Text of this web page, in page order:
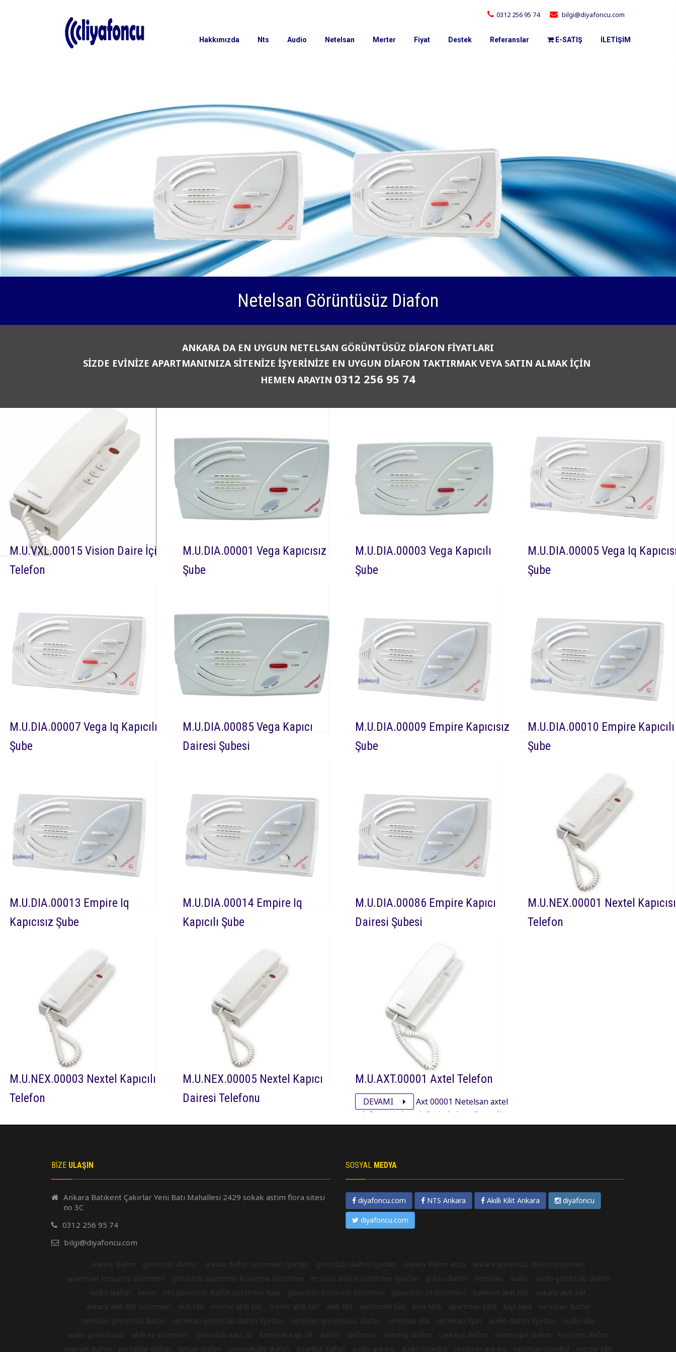
0312 256 95 74 bilgi@diyafoncu.com
Hakkımızda Nts Audio Netelsan Merter Fiyat Destek Referanslar E-SATIŞ İLETİŞİM
Netelsan Görüntüsüz Diafon
ANKARA DA EN UYGUN NETELSAN GÖRÜNTÜSÜZ DİAFON FİYATLARI
SİZDE EVİNİZE APARTMANINIZA SİTENİZE İŞYERİNİZE EN UYGUN DİAFON TAKTIRMAK VEYA SATIN ALMAK İÇİN
HEMEN ARAYIN 0312 256 95 74
M.U.VXL.00015 Vision Daire İçi
Telefon
sağlayan daire içi telefon cihazıdır.
M.U.DIA.00001 Vega Kapıcısız
Şube
sesli görüşmeyi sağlayan daire içi diafon
cihazıdır.
M.U.DIA.00003 Vega Kapıcılı
Şube
sesli görüşmeyi sağlayan daire içi diafon
cihazıdır.
M.U.DIA.00005 Vega Iq
Şube
kapı ile sesli görüşmeyi sağlayan daire
diafon cihazıdır.
M.U.DIA.00007 Vega Iq Kapıcılı
Şube
kapı ile sesli görüşmeyi sağlayan daire içi
diafon cihazıdır.
M.U.DIA.00085 Vega Kapıcı
Dairesi Şubesi
kapıcı dairesine takılan kapı ve daireler ile
sesli görüşmeyi sağlayan kapıcı diafon
cihazıdır.
M.U.DIA.00009 Empire Kapıcısız
Şube
sesli görüşmeyi sağlayan diafon cihazıdır.
M.U.DIA.00010 Empire Kapıcılı
Şube
Empire görüntüsüz sesli diafon kapı ve
kapıcı ile sesli görüşmeyi sağlayan
M.U.DIA.00013 Empire Iq
Kapıcısız Şube
Empire Iq ses ayarlı görüntüsüz sesli
diafon kapı ve ile sesli görüşmeyi
sağlayan diafon cihazıdır.
M.U.DIA.00014 Empire Iq
Kapıcılı Şube
Empire Iq ses ayarlı kapıcılı görüntüsüz
sesli diafon kapı ve kapıcı ile sesli
görüşmeyi sağlayan diafon cihazıdır.
M.U.DIA.00086 Empire Kapıcı
Dairesi Şubesi
Empire görüntüsüz sesli kapıcı diafonu
kapı ve daireler ile sesli görüşmeyi
sağlayan diafon cihazıdır.
M.U.NEX.00001 Nextel
Telefon
M.U.NEX.00003 Nextel Kapıcılı
Telefon
M.U.NEX.00005 Nextel Kapıcı
Dairesi Telefonu
M.U.AXT.00001 Axtel Telefon
DEVAMI
Axt 00001 Netelsan axtel
telefon, axtel modellerinde kapı ile sesli
görüşmeyi sağlayan daire içi telefon
BIZE ULAŞIN
Ankara Batıkent Çakırlar Yeni Batı Mahallesi 2429 sokak astim flora sitesi
no 3C
0312 256 95 74
bilgi@diyafoncu.com
SOSYAL MEDYA
diyafoncu.com NTS Ankara Akıllı Kilit Ankara diyafoncu
diyafoncu.com
ankara diafon görüntülü diafon ankara diafon sistemleri fiyatları görüntülü diafon fiyatları ankara diafon arıza
ankara görüntülü diafon sistemleri
apartman konuşma sistemleri
görüntülü apartman konuşma sistemleri en ucuz diafon sistemleri fiyatları göksu diafon netelsan audio
audio görüntülü diafon
audio diafon
servis nts görüntülü diafon sistemleri fiyat görüntülü interkom sistemleri görüntülü zil sistemleri batıkent akıllı kilit
ankara akıllı kilit
ankara akıllı kilit sistemleri
akıllı kilit merter akıllı kilit merler akıllı kilit akilli kilit elektronik kilit bina kilidi apartman kilidi kapı kilidi
netelsan diafon
netelsan görüntülü diafon
netelsan görüntülü diafon fiyatları netelsan görüntüsüz diafon netelsan villa netelsan fiyat audio diafon fiyatları
audio villa
audio görüntüsüz
akıllı ev sistemleri görüntülü kapı zili kameralı kapı zili diafon diafoncu altındağ diafon çankaya diafon etimesgut diafon
keçiören diafon
mamak diafon
pursaklar diafon sincan diafon yenimahalle diafon istanbul diafon audio ankara audio istanbul netelsan ankara netelsan istanbul merter kilit